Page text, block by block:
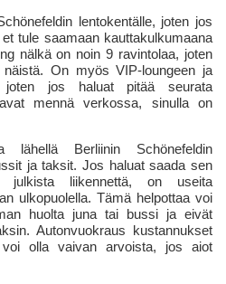
lentokentälle, joten jos
tule saamaan kauttakulkumaana
nälkä on noin 9 ravintolaa, joten
On myös VIP-loungeen ja
joten jos haluat pitää seurata
mennä verkossa, sinulla on
Berliinin Schönefeldin
ja taksit. Jos haluat saada sen
liikennettä, on useita
ulkopuolella. Tämä helpottaa voi
huolta juna tai bussi ja eivät
Autonvuokraus kustannukset
olla vaivan arvoista, jos aiot